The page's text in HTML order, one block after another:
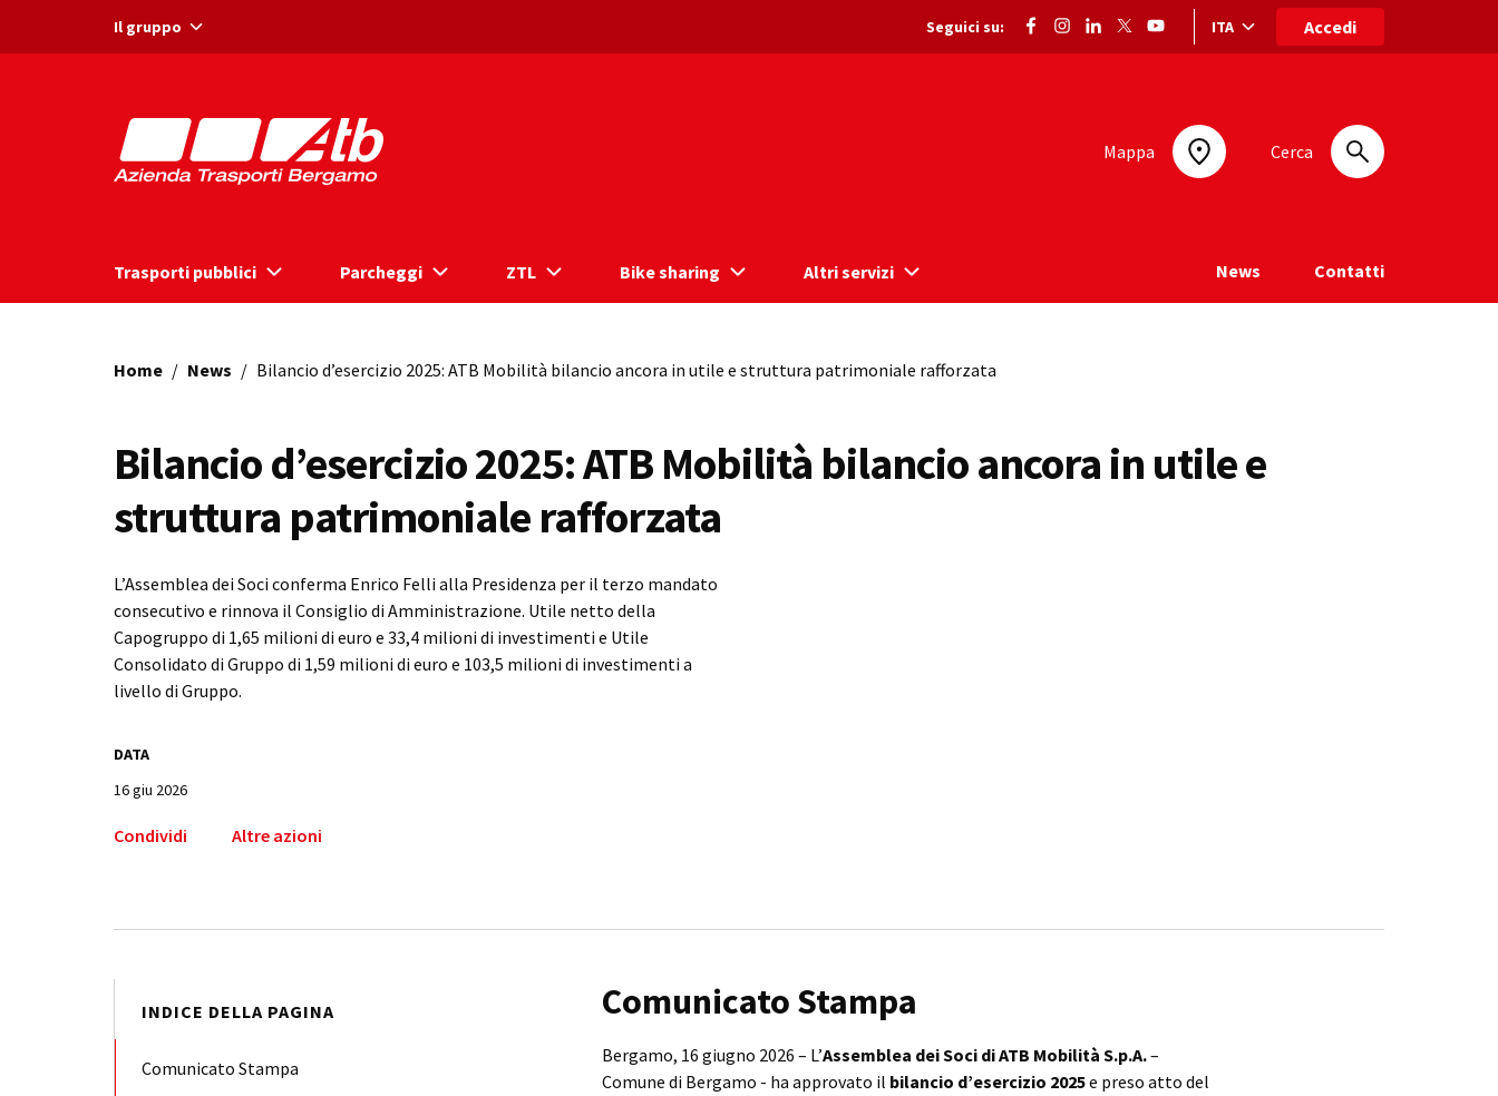
Il gruppo Seguici su: Selezione lingua: lingua selezionata
ITA Accedi
Mappa Cerca
Trasporti pubblici Parcheggi ZTL Bike sharing Altri servizi News Contatti
Home / News / Bilancio d’esercizio 2025: ATB Mobilità bilancio ancora in utile e struttura patrimoniale rafforzata
Bilancio d’esercizio 2025: ATB Mobilità bilancio ancora in utile e
struttura patrimoniale rafforzata
L’Assemblea dei Soci conferma Enrico Felli alla Presidenza per il terzo mandato
consecutivo e rinnova il Consiglio di Amministrazione. Utile netto della
Capogruppo di 1,65 milioni di euro e 33,4 milioni di investimenti e Utile
Consolidato di Gruppo di 1,59 milioni di euro e 103,5 milioni di investimenti a
livello di Gruppo.
DATA
16 giu 2026
Condividi Altre azioni
INDICE DELLA PAGINA
Comunicato Stampa
Comunicato Stampa
Bergamo, 16 giugno 2026 – L’Assemblea dei Soci di ATB Mobilità S.p.A.–
Comune di Bergamo - ha approvato il bilancio d’esercizio 2025e preso atto del